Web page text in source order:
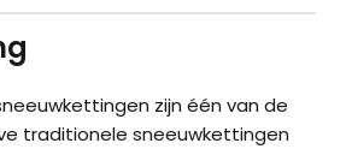
zijn één van de
traditionele sneeuwkettingen